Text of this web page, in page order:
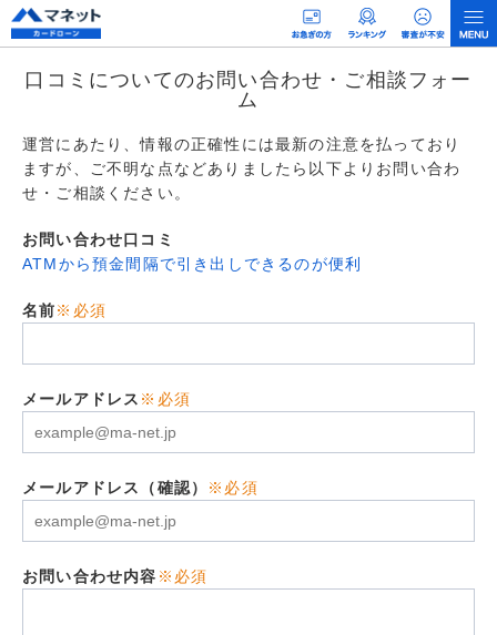
口コミについてのお問い合わせ・ご相談フォー
ム
運営にあたり、情報の正確性には最新の注意を払っており
ますが、ご不明な点などありましたら以下よりお問い合わ
せ・ご相談ください。
お問い合わせ口コミ
ATMから預金間隔で引き出しできるのが便利
名前※必須
メールアドレス ※必須
メールアドレス（確認） ※必須
お問い合わせ内容 ※必須